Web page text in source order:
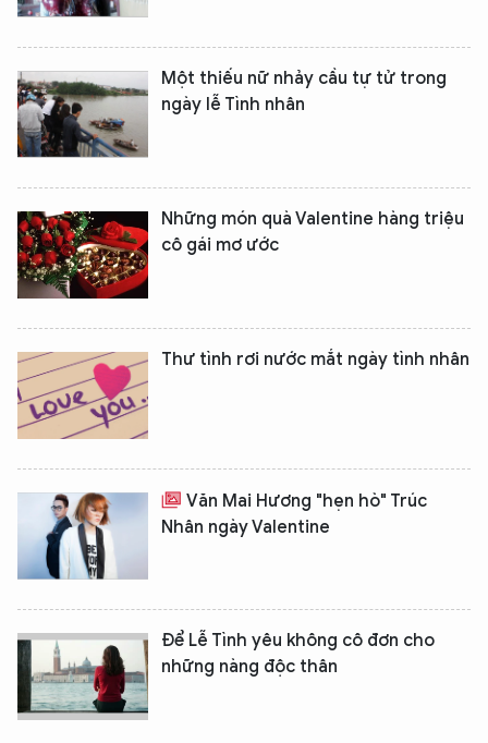
Một thiếu nữ nhảy cầu tự tử trong
ngày lễ Tình nhân
Những món quà Valentine hàng triệu
cô gái mơ ước
Thư tình rơi nước mắt ngày tình nhân
Văn Mai Hương "hẹn hò" Trúc
Nhân ngày Valentine
Để Lễ Tình yêu không cô đơn cho
những nàng độc thân